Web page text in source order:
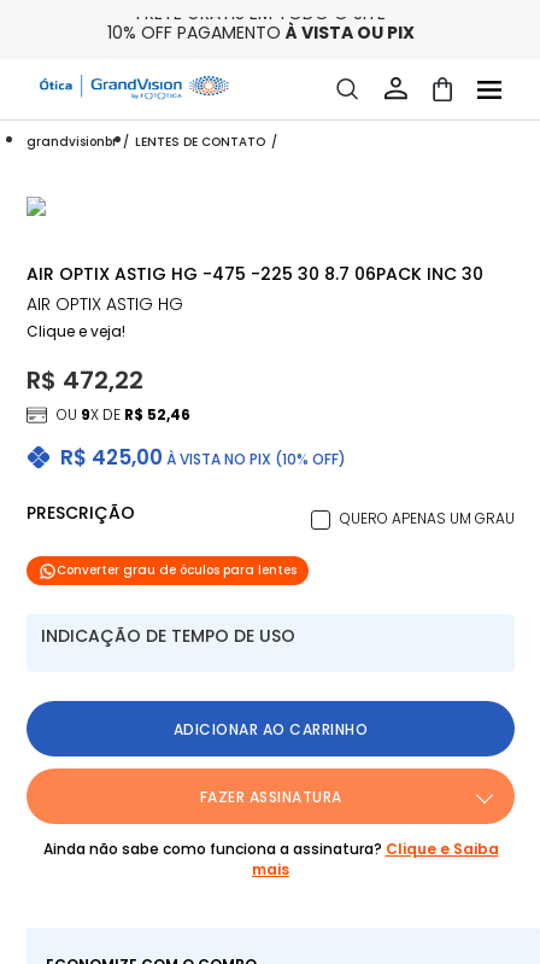
FRETE GRÁTIS EM TODO O SITE
10% OFF PAGAMENTO À VISTA OU PIX
15% OFF NA PRIMEIRA COMPRA (CONSULTE REGULAMENTO)
32% OFF NO COMBO - CONS. REG.
grandvisionbr LENTES DE CONTATO
AIR OPTIX ASTIG HG -475 -225 30 8.7 06PACK INC 30
AIR OPTIX ASTIG HG
Clique e veja!
R$ 425,00 À VISTA NO PIX (10% OFF)
R$ 472,22
OU 9X DE R$ 52,46
PRESCRIÇÃO QUERO APENAS UM GRAU
Converter grau de óculos para lentes
INDICAÇÃO DE TEMPO DE USO
ADICIONAR AO CARRINHO
FAZER ASSINATURA
Ainda não sabe como funciona a assinatura? Clique e Saiba
mais